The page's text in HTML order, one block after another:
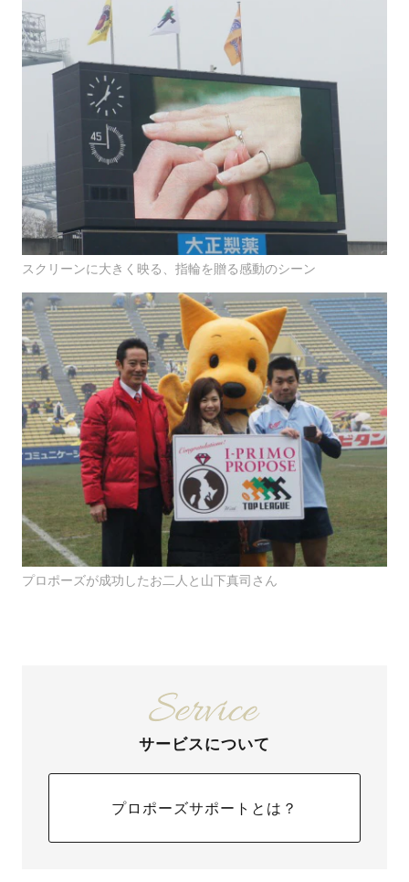
スクリーンに大きく映る、指輪を贈る感動のシーン
プロポーズが成功したお二人と山下真司さん
サービスについて
プロポーズサポートとは？